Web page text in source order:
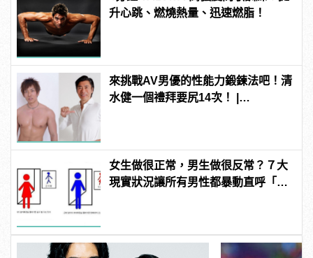
升心跳、燃燒熱量、迅速燃脂！
來挑戰AV男優的性能力鍛鍊法吧！清
水健一個禮拜要尻14次！ |
女生做很正常，男生做很反常？７大
現實狀況讓所有男性都暴動直呼「不